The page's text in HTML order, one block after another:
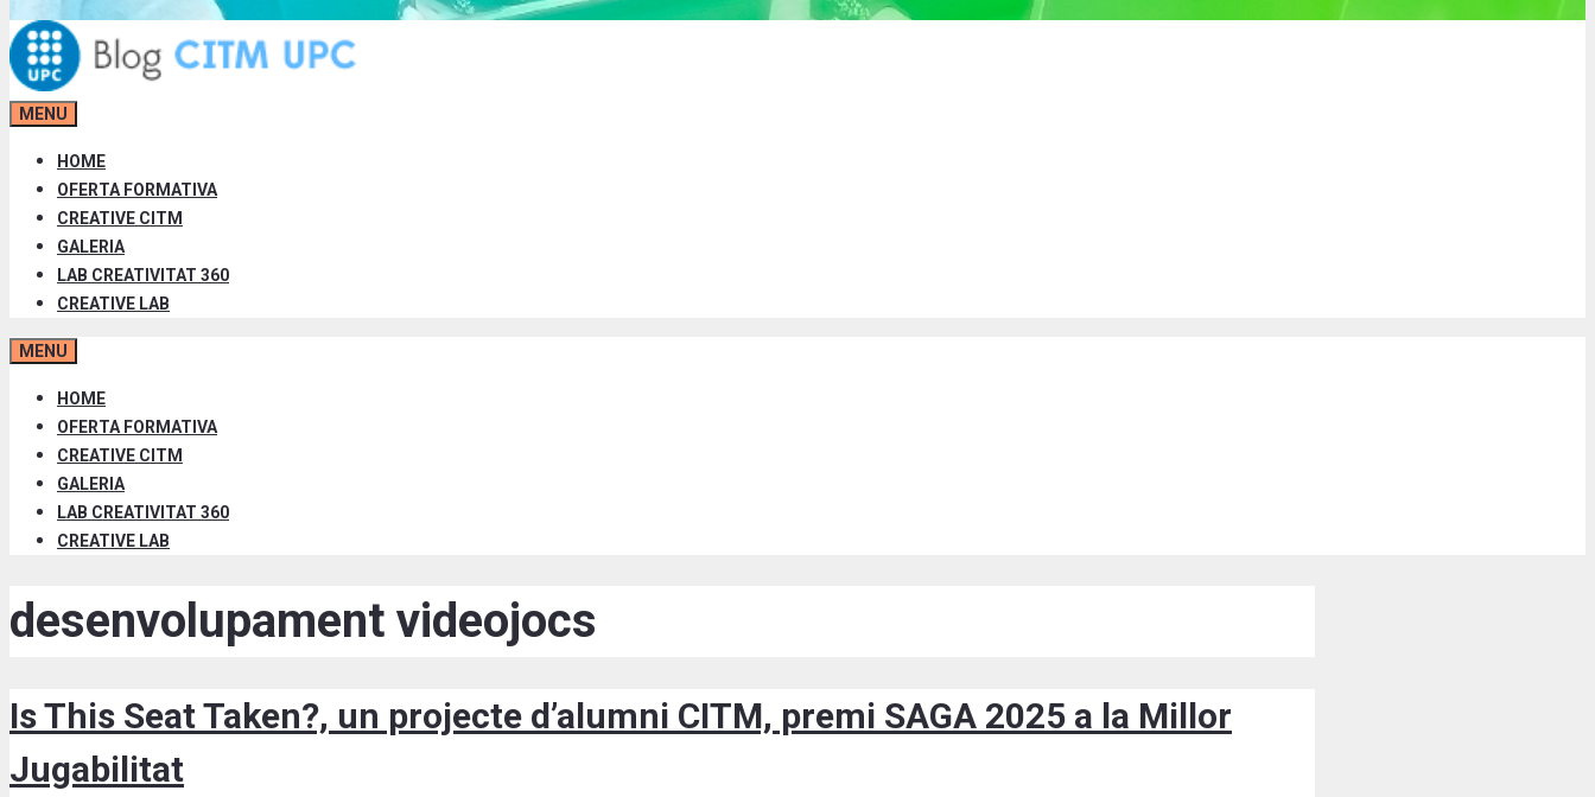
MENU
HOME
OFERTA FORMATIVA
CREATIVE CITM
GALERIA
LAB CREATIVITAT 360
CREATIVE LAB
MENU
HOME
OFERTA FORMATIVA
CREATIVE CITM
GALERIA
LAB CREATIVITAT 360
CREATIVE LAB
desenvolupament videojocs
Is This Seat Taken?, un projecte d’alumni CITM, premi SAGA 2025 a la Millor
Jugabilitat